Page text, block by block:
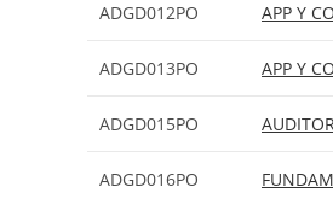
ADGD012PO APP Y
ADGD013PO APP Y
ADGD015PO
ADGD016PO